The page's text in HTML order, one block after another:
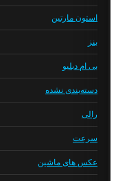
استون مارتین
بنز
بی ام دبلیو
دسته‌بندی نشده
رالی
سرعت
عکس های ماشین